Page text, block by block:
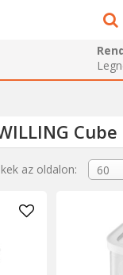
Cube
az oldalon: